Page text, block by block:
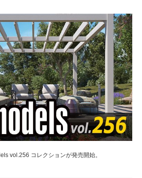
vol.256 コレクションが発売開始。